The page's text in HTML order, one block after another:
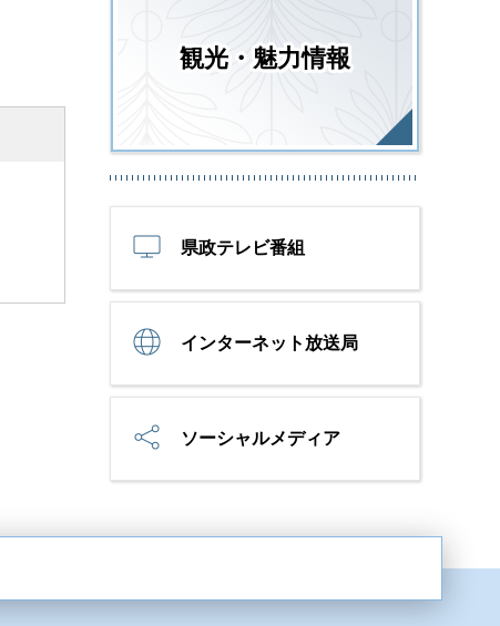
観光・魅力情報
県政テレビ番組
インターネット放送局
ソーシャルメディア